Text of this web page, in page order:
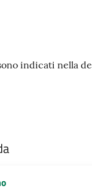
indicati nella